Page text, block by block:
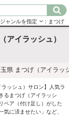
ジャンルを指定 ：まつげ
アイラッシュ）
県 まつげ（アイラッ
ッシュ）サロン】人気ラ
るまつげ（アイラッシ
ペア（付け足し）がした
に済ませたい」など、